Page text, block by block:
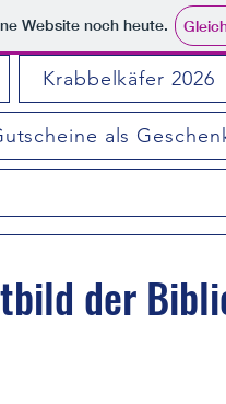
Website noch heute.
Krabbelkäfer 2026
als
der